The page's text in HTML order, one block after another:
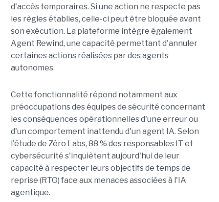
d'accès temporaires. Si une action ne respecte pas
les règles établies, celle-ci peut être bloquée avant
son exécution. La plateforme intègre également
Agent Rewind, une capacité permettant d'annuler
certaines actions réalisées par des agents
autonomes.
Cette fonctionnalité répond notamment aux
préoccupations des équipes de sécurité concernant
les conséquences opérationnelles d'une erreur ou
d'un comportement inattendu d'un agent IA. Selon
l'étude de Zéro Labs, 88 % des responsables IT et
cybersécurité s'inquiètent aujourd'hui de leur
capacité à respecter leurs objectifs de temps de
reprise (RTO) face aux menaces associées à l'IA
agentique.